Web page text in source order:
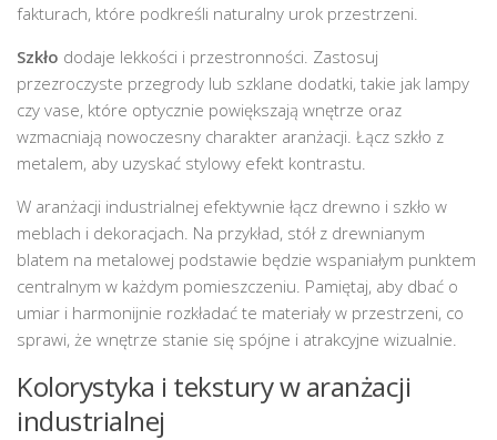
fakturach, które podkreśli naturalny urok przestrzeni.
Szkło dodaje lekkości i przestronności. Zastosuj
przezroczyste przegrody lub szklane dodatki, takie jak lampy
czy vase, które optycznie powiększają wnętrze oraz
wzmacniają nowoczesny charakter aranżacji. Łącz szkło z
metalem, aby uzyskać stylowy efekt kontrastu.
W aranżacji industrialnej efektywnie łącz drewno i szkło w
meblach i dekoracjach. Na przykład, stół z drewnianym
blatem na metalowej podstawie będzie wspaniałym punktem
centralnym w każdym pomieszczeniu. Pamiętaj, aby dbać o
umiar i harmonijnie rozkładać te materiały w przestrzeni, co
sprawi, że wnętrze stanie się spójne i atrakcyjne wizualnie.
Kolorystyka i tekstury w aranżacji
industrialnej